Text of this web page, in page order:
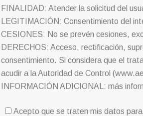
FINALIDAD: Atender la solicitud del
LEGITIMACIÓN: Consentimiento del
CESIONES: No se prevén cesiones,
DERECHOS: Acceso, rectificación,
consentimiento. Si considera que el
acudir a la Autoridad de Control
INFORMACIÓN ADICIONAL: más
Acepto que se traten mis datos